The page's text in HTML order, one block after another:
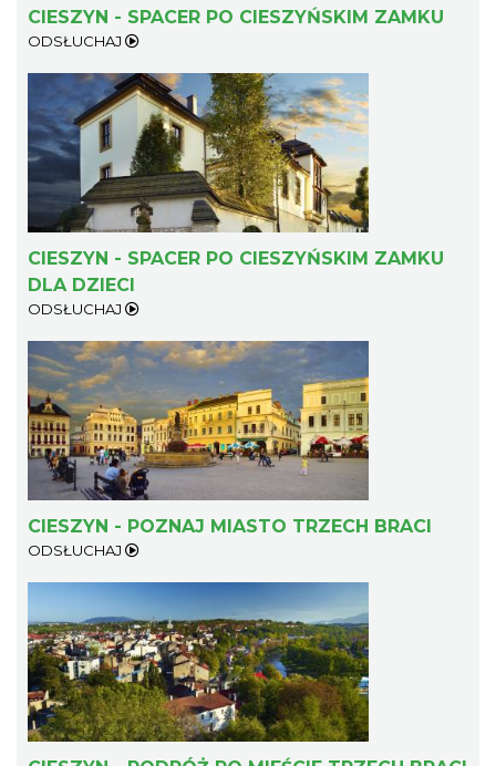
CIESZYN - SPACER PO CIESZYŃSKIM ZAMKU
ODSŁUCHAJ
CIESZYN - SPACER PO CIESZYŃSKIM ZAMKU
DLA DZIECI
ODSŁUCHAJ
CIESZYN - POZNAJ MIASTO TRZECH BRACI
ODSŁUCHAJ